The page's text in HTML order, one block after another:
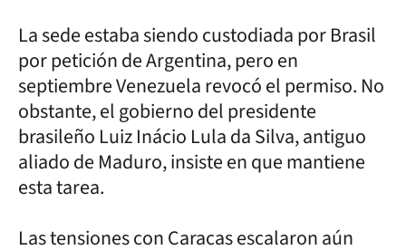
La sede estaba siendo custodiada por Brasil
por petición de Argentina, pero en
septiembre Venezuela revocó el permiso. No
obstante, el gobierno del presidente
brasileño Luiz Inácio Lula da Silva, antiguo
aliado de Maduro, insiste en que mantiene
esta tarea.
Las tensiones con Caracas escalaron aún